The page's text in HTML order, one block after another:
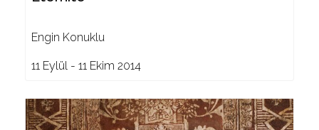
Engin Konuklu
11 Eylül - 11 Ekim 2014